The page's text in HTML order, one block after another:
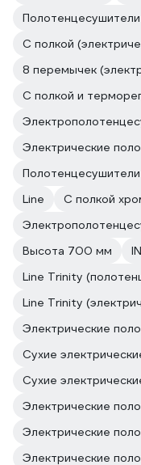
С полкой
8 перемычек
С полкой и
Line
С полкой
Высота 700 мм
Line Trinity
Line Trinity
Электрические
Сухие
Сухие
Электрические
Электрические
Электрические